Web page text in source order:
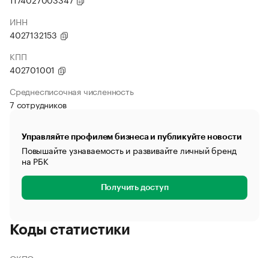
ИНН
4027132153
КПП
402701001
Среднесписочная численность
7 сотрудников
Управляйте профилем бизнеса и публикуйте новости
Повышайте узнаваемость и развивайте личный бренд
на РБК
Получить доступ
Коды статистики